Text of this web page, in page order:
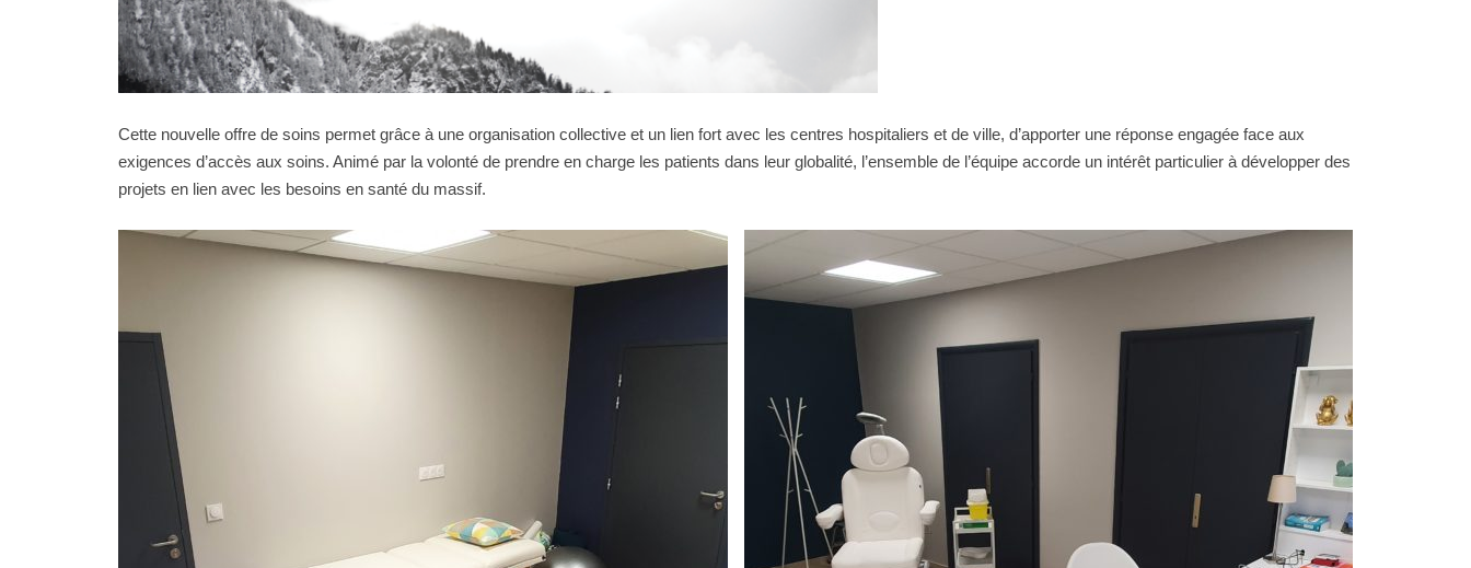
Cette nouvelle offre de soins permet grâce à une organisation collective et un lien fort avec les centres hospitaliers et de ville, d’apporter une réponse engagée face aux
exigences d’accès aux soins. Animé par la volonté de prendre en charge les patients dans leur globalité, l’ensemble de l’équipe accorde un intérêt particulier à développer des
projets en lien avec les besoins en santé du massif.